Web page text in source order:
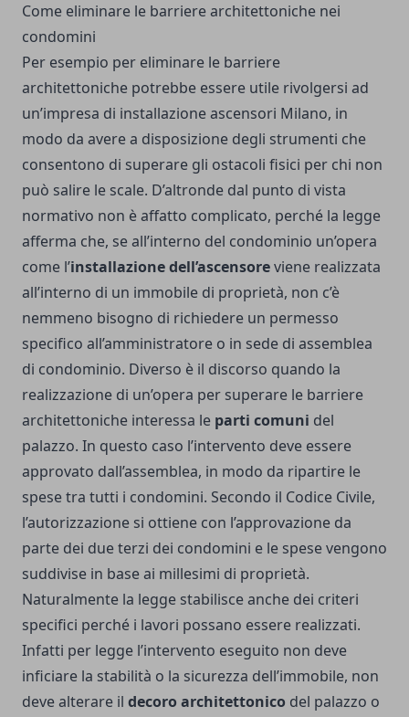
Come eliminare le barriere architettoniche nei
condomini
Per esempio per eliminare le barriere
architettoniche potrebbe essere utile rivolgersi ad
un’impresa di installazione ascensori Milano, in
modo da avere a disposizione degli strumenti che
consentono di superare gli ostacoli fisici per chi non
può salire le scale. D’altronde dal punto di vista
normativo non è affatto complicato, perché la legge
afferma che, se all’interno del condominio un’opera
come l’installazione dell’ascensoreviene realizzata
all’interno di un immobile di proprietà, non c’è
nemmeno bisogno di richiedere un permesso
specifico all’amministratore o in sede di assemblea
di condominio. Diverso è il discorso quando la
realizzazione di un’opera per superare le barriere
architettoniche interessa le parti comuni del
palazzo. In questo caso l’intervento deve essere
approvato dall’assemblea, in modo da ripartire le
spese tra tutti i condomini. Secondo il Codice Civile,
l’autorizzazione si ottiene con l’approvazione da
parte dei due terzi dei condomini e le spese vengono
suddivise in base ai millesimi di proprietà.
Naturalmente la legge stabilisce anche dei criteri
specifici perché i lavori possano essere realizzati.
Infatti per legge l’intervento eseguito non deve
inficiare la stabilità o la sicurezza dell’immobile, non
deve alterare il decoro architettonico del palazzo o